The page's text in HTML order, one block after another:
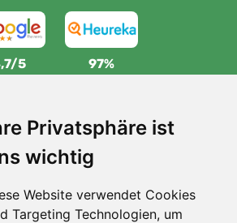
Privatsphäre ist
wichtig
Website verwendet Cookies
Targeting Technologien, um
5 97%
Tag und kostenlos
für Bestellungen über 80 EUR
und Rückgabe
Bestellung jederzeit innerhalb von 90 Tagen
umtauschen.